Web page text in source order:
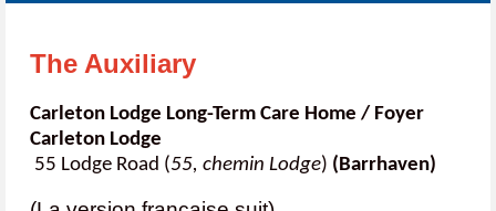
The Auxiliary
Carleton Lodge Long-Term Care Home / Foyer
Carleton Lodge
55 Lodge Road (55, chemin Lodge) (Barrhaven)